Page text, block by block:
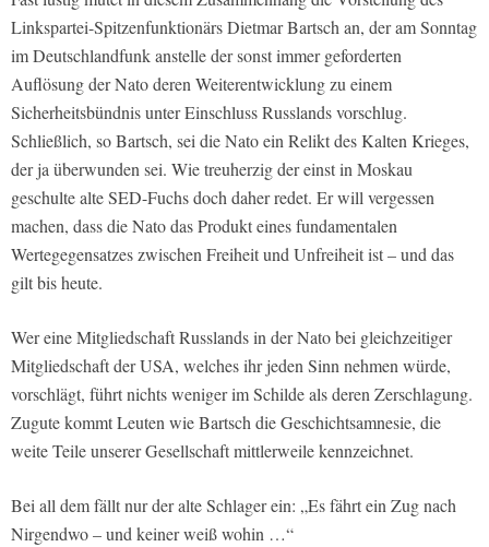
Linkspartei-Spitzenfunktionärs Dietmar Bartsch an, der am Sonntag
imDeutschlandfunkanstelle der sonst immer geforderten
Auflösung der Nato deren Weiterentwicklung zu einem
Sicherheitsbündnis unter Einschluss Russlands vorschlug.
Schließlich, so Bartsch, sei die Nato ein Relikt des Kalten Krieges,
der ja überwunden sei. Wie treuherzig der einst in Moskau
geschulte alte SED-Fuchs doch daher redet. Er will vergessen
machen, dass die Nato das Produkt eines fundamentalen
Wertegegensatzes zwischen Freiheit und Unfreiheit ist – und das
gilt bis heute.
Wer eine Mitgliedschaft Russlands in der Nato bei gleichzeitiger
Mitgliedschaft der USA, welches ihr jeden Sinn nehmen würde,
vorschlägt, führt nichts weniger im Schilde als deren Zerschlagung.
Zugute kommt Leuten wie Bartsch die Geschichtsamnesie, die
weite Teile unserer Gesellschaft mittlerweile kennzeichnet.
Bei all dem fällt nur der alte Schlager ein: „Es fährt ein Zug nach
Nirgendwo – und keiner weiß wohin …“